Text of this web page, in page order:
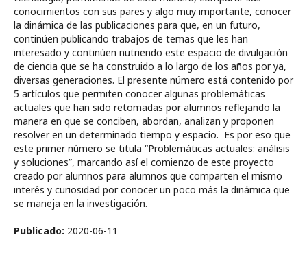
conocimientos con sus pares y algo muy importante, conocer
la dinámica de las publicaciones para que, en un futuro,
continúen publicando trabajos de temas que les han
interesado y continúen nutriendo este espacio de divulgación
de ciencia que se ha construido a lo largo de los años por ya,
diversas generaciones. El presente número está contenido por
5 artículos que permiten conocer algunas problemáticas
actuales que han sido retomadas por alumnos reflejando la
manera en que se conciben, abordan, analizan y proponen
resolver en un determinado tiempo y espacio. Es por eso que
este primer número se titula “Problemáticas actuales: análisis
y soluciones”, marcando así el comienzo de este proyecto
creado por alumnos para alumnos que comparten el mismo
interés y curiosidad por conocer un poco más la dinámica que
se maneja en la investigación.
Publicado: 2020-06-11